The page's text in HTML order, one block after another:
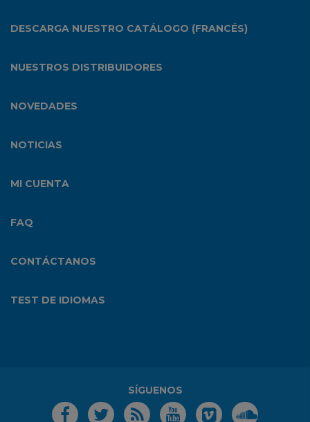
DESCARGA NUESTRO CATÁLOGO (FRANCÉS)
NUESTROS DISTRIBUIDORES
NOVEDADES
NOTICIAS
MI CUENTA
FAQ
CONTÁCTANOS
TEST DE IDIOMAS
SÍGUENOS